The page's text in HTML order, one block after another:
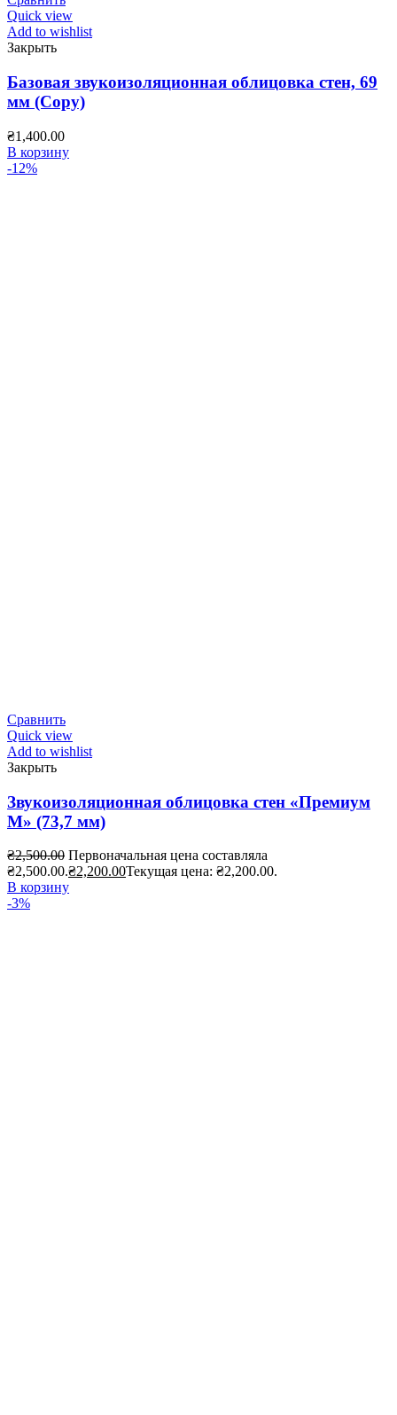
Quick view
Add to wishlist
Закрыть
Базовая звукоизоляционная облицовка стен, 69
мм (Copy)
₴1,400.00
В корзину
-12%
Сравнить
Quick view
Add to wishlist
Закрыть
Звукоизоляционная облицовка стен «Премиум
М» (73,7 мм)
₴2,500.00 Первоначальная цена составляла
₴2,500.00.₴2,200.00Текущая цена: ₴2,200.00.
В корзину
-3%